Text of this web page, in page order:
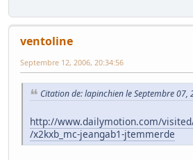
ventoline
Septembre 12, 2006, 20:34:56
Citation de: lapinchien le Septembre 07,
http://www.dailymotion.com/
/x2kxb_mc-jeangab1-jtemmerde